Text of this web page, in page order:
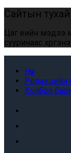
Сайтын тухай
Цаг үеийн мэдээ
сууринаас хүргэнэ.
Нүүр
Редакцийн
Холбоо